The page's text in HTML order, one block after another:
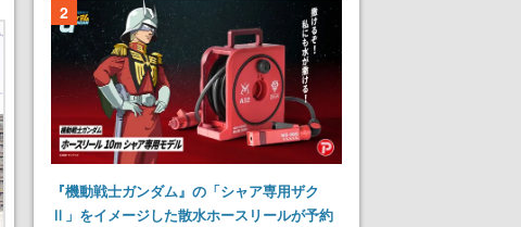
2
『機動戦士ガンダム』の「シャア専用ザク
Ⅱ」をイメージした散水ホースリールが予約